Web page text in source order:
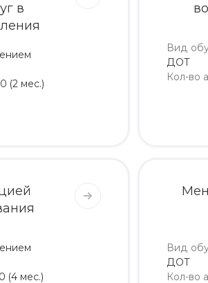
в
(2 мес.)
Вид
ДОТ
Кол-во
(4 мес.)
Вид
ДОТ
Кол-во